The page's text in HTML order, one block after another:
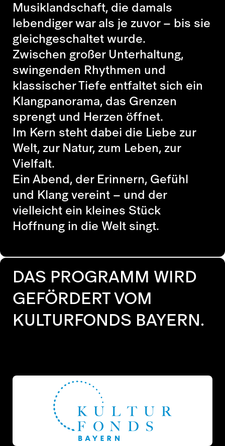
Musiklandschaft, die damals
lebendiger war als je zuvor – bis sie
gleichgeschaltet wurde.
Zwischen großer Unterhaltung,
swingenden Rhythmen und
klassischer Tiefe entfaltet sich ein
Klangpanorama, das Grenzen
sprengt und Herzen öffnet.
Im Kern steht dabei die Liebe zur
Welt, zur Natur, zum Leben, zur
Vielfalt.
Ein Abend, der Erinnern, Gefühl
und Klang vereint – und der
vielleicht ein kleines Stück
Hoffnung in die Welt singt.
DAS PROGRAMM WIRD
GEFÖRDERT VOM
KULTURFONDS BAYERN.